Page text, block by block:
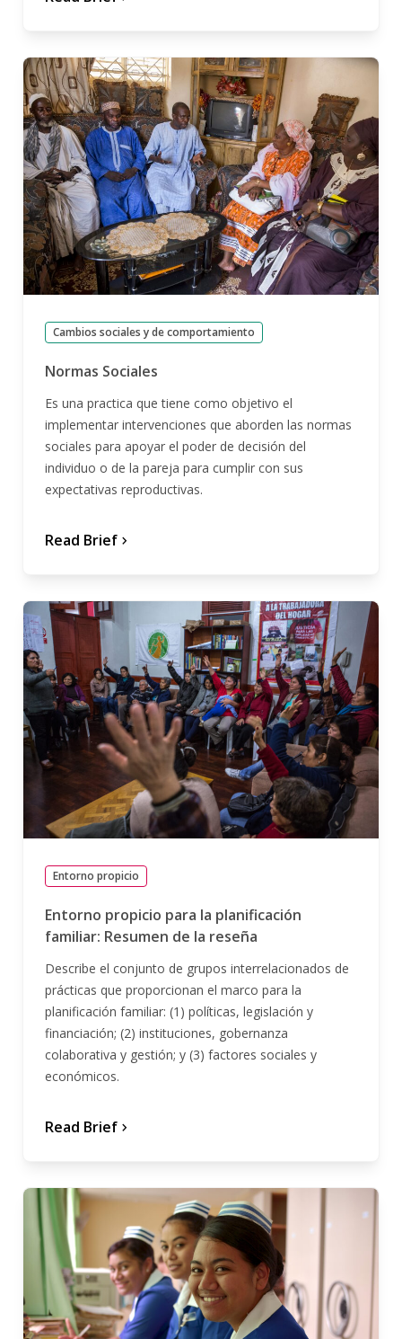
Cambios sociales y de comportamiento
Normas Sociales
Es una practica que tiene como objetivo el
implementar intervenciones que aborden las normas
sociales para apoyar el poder de decisión del
individuo o de la pareja para cumplir con sus
expectativas reproductivas.
Read Brief chevron_forward
Entorno propicio
Entorno propicio para la planificación
familiar: Resumen de la reseña
Describe el conjunto de grupos interrelacionados de
prácticas que proporcionan el marco para la
planificación familiar: (1) políticas, legislación y
financiación; (2) instituciones, gobernanza
colaborativa y gestión; y (3) factores sociales y
económicos.
Read Brief chevron_forward